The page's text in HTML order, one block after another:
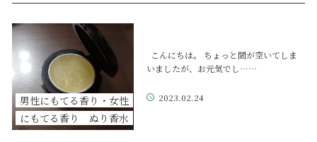
男性にもてる香り・女性
にもてる香り ぬり香水
こんにちは。 ちょっと間が空いてしま
いましたが、お元気でし……
2023.02.24